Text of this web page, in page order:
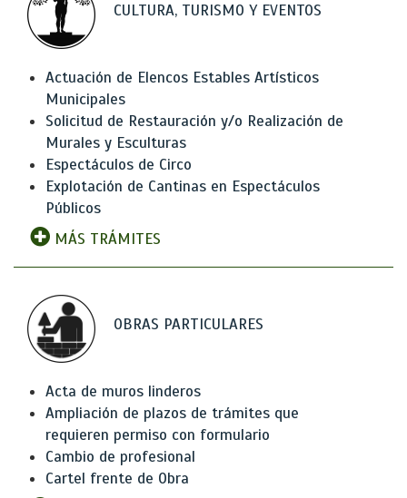
CULTURA, TURISMO Y EVENTOS
Actuación de Elencos Estables Artísticos
Municipales
Solicitud de Restauración y/o Realización de
Murales y Esculturas
Espectáculos de Circo
Explotación de Cantinas en Espectáculos
Públicos
MÁS TRÁMITES
OBRAS PARTICULARES
Acta de muros linderos
Ampliación de plazos de trámites que
requieren permiso con formulario
Cambio de profesional
Cartel frente de Obra